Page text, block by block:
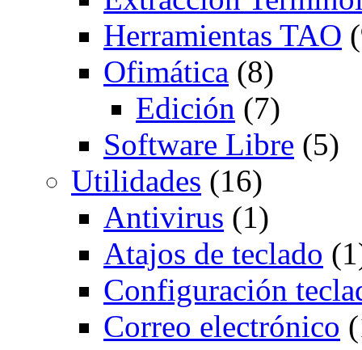
Herramientas TAO
Ofimática (8)
Edición (7)
Software Libre (5)
Utilidades (16)
Antivirus (1)
Atajos de teclado
Configuración
Correo electrónico